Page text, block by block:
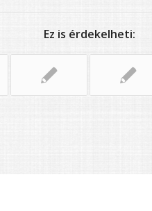
Ez is érdekelheti: